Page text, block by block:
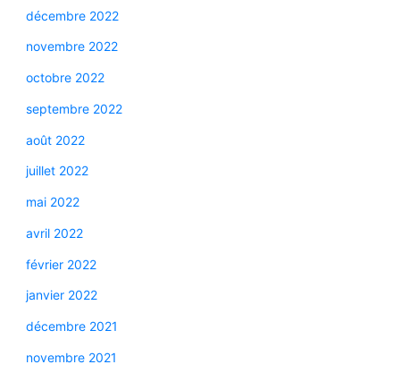
décembre 2022
novembre 2022
octobre 2022
septembre 2022
août 2022
juillet 2022
mai 2022
avril 2022
février 2022
janvier 2022
décembre 2021
novembre 2021